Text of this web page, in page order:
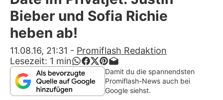
Alle Themen auf Promiflash
App runterladen
Team
Redaktionelle Richtlinien
Bieber und Sofia Richie
heben ab!
11.08.16, 21:31 - Promiflash Redaktion
Lesezeit: 1 min
Damit du die spannendsten
Promiflash-News auch bei
Google siehst.